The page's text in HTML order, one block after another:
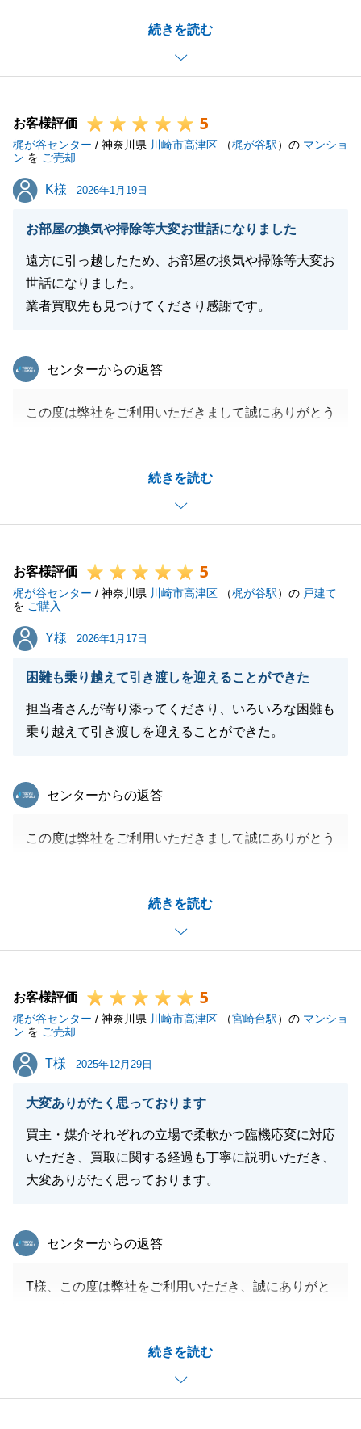
続きを読む
お褒めのお言葉をいただきまして光栄でございます。
大切なご自宅を気に入って引き継いでいただける買主
様が見つかり、とても良いお取引ができたこと私も嬉
今後もまた何かございましたらお気軽にご相談くださ
いませ。何卒、宜しくお願いいたします。
お客様評価 5
梶が谷センター / 神奈川県 川崎市高津区 （梶が谷駅）の マンショ
ン を ご売却
K様
K様 2026年1月19日
お部屋の換気や掃除等大変お世話になりました
遠方に引っ越したため、お部屋の換気や掃除等大変お
世話になりました。
業者買取先も見つけてくださり感謝です。
続きを読む
東急リバブル
センターからの返答
この度は弊社をご利用いただきまして誠にありがとう
嬉しく思っています。
これからも、不動産に関するご質問などございました
らお気軽にご相談をいただけますと幸いです。
お客様評価 5
梶が谷センター / 神奈川県 川崎市高津区 （梶が谷駅）の 戸建て
を ご購入
Y様
Y様 2026年1月17日
困難も乗り越えて引き渡しを迎えることができた
担当者さんが寄り添ってくださり、いろいろな困難も
乗り越えて引き渡しを迎えることができた。
続きを読む
東急リバブル
センターからの返答
この度は弊社をご利用いただきまして誠にありがとう
これからも、不動産に関するご質問などございました
らお気軽にご相談をいただけますと幸いです。
お客様評価 5
梶が谷センター / 神奈川県 川崎市高津区 （宮崎台駅）の マンショ
ン を ご売却
T様
T様 2025年12月29日
大変ありがたく思っております
買主・媒介それぞれの立場で柔軟かつ臨機応変に対応
いただき、買取に関する経過も丁寧に説明いただき、
大変ありがたく思っております。
続きを読む
東急リバブル
センターからの返答
T様、この度は弊社をご利用いただき、誠にありがと
たこと、感謝申し上げます。
お住替え先もご家族の皆様がご満足いただけたようで
私もうれしく思います。